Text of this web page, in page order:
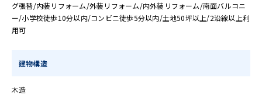
グ張替/内装リフォーム/外装リフォーム/内外装リフォーム/南面バルコニ
ー/小学校徒歩10分以内/コンビニ徒歩5分以内/土地50坪以上/2沿線以上利
用可
建物構造
木造